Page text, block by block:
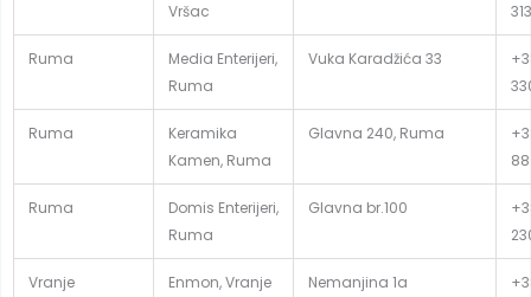
Vršac
313
Ruma
Media Enterijeri,
Ruma
Vuka Karadžića 33
Ruma
Keramika
Kamen, Ruma
Glavna 240, Ruma
Ruma
Domis Enterijeri,
Ruma
Glavna br.100
Vranje Enmon, Vranje Nemanjina 1a